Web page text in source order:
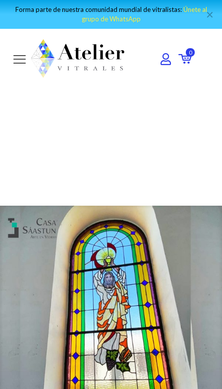
Visita nuestro canal de Youtube y encuentro los mejores tutoriales:
IR AL CANAL
✕
0